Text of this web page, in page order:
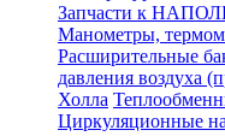
Запчасти к
Манометры,
Расширительные
давления воздуха
Холла
Циркуляционные